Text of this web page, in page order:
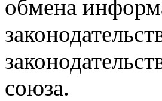
обмена
союза.